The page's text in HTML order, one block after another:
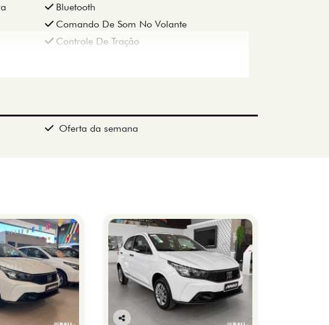
Bluetooth
Comando De Som No Volante
Controle De Tração
Oferta da semana